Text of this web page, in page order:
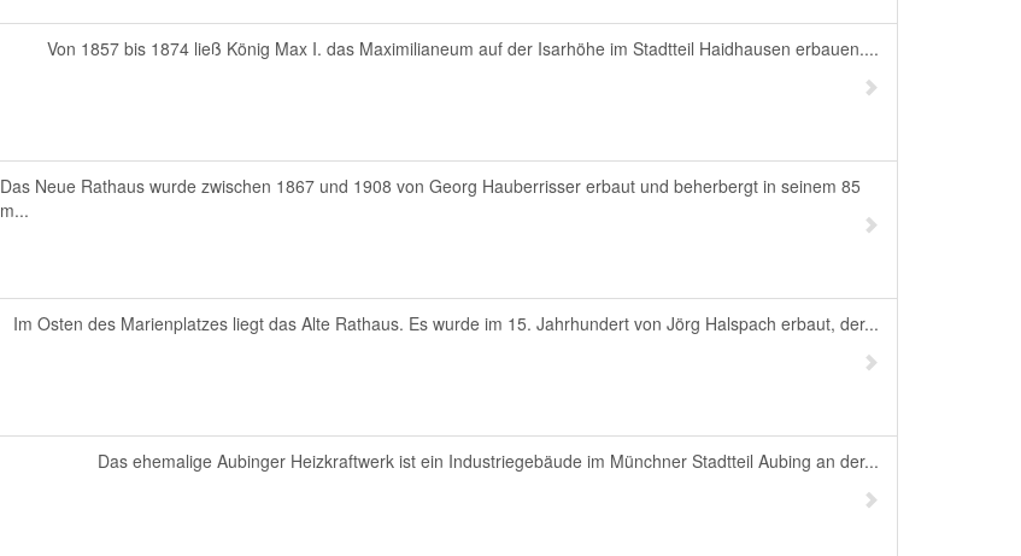
Von 1857 bis 1874 ließ König Max I. das Maximilianeum auf der Isarhöhe im Stadtteil Haidhausen erbauen....
Das Neue Rathaus wurde zwischen 1867 und 1908 von Georg Hauberrisser erbaut und beherbergt in seinem 85
m...
Im Osten des Marienplatzes liegt das Alte Rathaus. Es wurde im 15. Jahrhundert von Jörg Halspach erbaut, der...
Das ehemalige Aubinger Heizkraftwerk ist ein Industriegebäude im Münchner Stadtteil Aubing an der...